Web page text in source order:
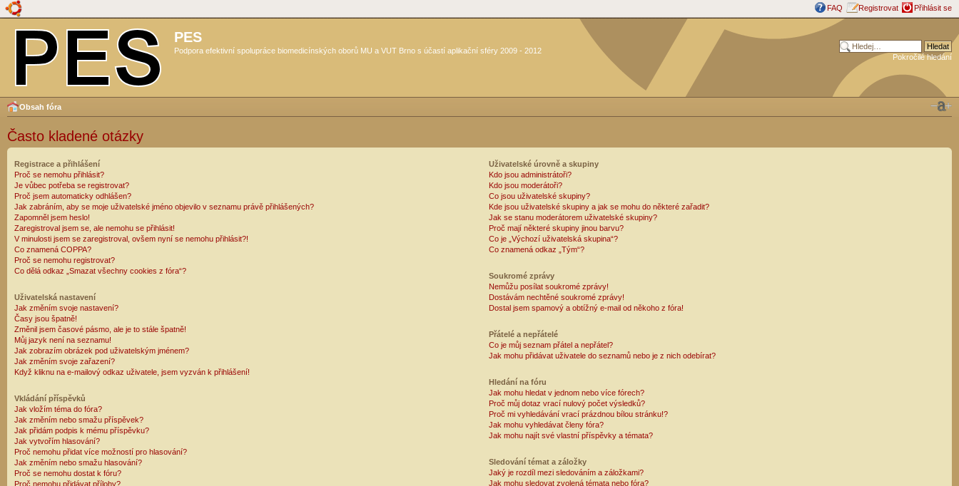
FAQ Registrovat Přihlásit se
PES
Podpora efektivní spolupráce biomedicínských oborů MU a VUT Brno s účastí aplikační sféry 2009 - 2012
Pokročilé hledání
Obsah fóra
Často kladené otázky
Registrace a přihlášení
Proč se nemohu přihlásit?
Je vůbec potřeba se registrovat?
Proč jsem automaticky odhlášen?
Jak zabráním, aby se moje uživatelské jméno objevilo v seznamu právě přihlášených?
Zapomněl jsem heslo!
Zaregistroval jsem se, ale nemohu se přihlásit!
V minulosti jsem se zaregistroval, ovšem nyní se nemohu přihlásit?!
Co znamená COPPA?
Proč se nemohu registrovat?
Co dělá odkaz „Smazat všechny cookies z fóra“?
Uživatelská nastavení
Jak změním svoje nastavení?
Časy jsou špatně!
Změnil jsem časové pásmo, ale je to stále špatně!
Můj jazyk není na seznamu!
Jak zobrazím obrázek pod uživatelským jménem?
Jak změním svoje zařazení?
Když kliknu na e-mailový odkaz uživatele, jsem vyzván k přihlášení!
Vkládání příspěvků
Jak vložím téma do fóra?
Jak změním nebo smažu příspěvek?
Jak přidám podpis k mému příspěvku?
Jak vytvořím hlasování?
Proč nemohu přidat více možností pro hlasování?
Jak změním nebo smažu hlasování?
Proč se nemohu dostat k fóru?
Proč nemohu přidávat přílohy?
Uživatelské úrovně a skupiny
Kdo jsou administrátoři?
Kdo jsou moderátoři?
Co jsou uživatelské skupiny?
Kde jsou uživatelské skupiny a jak se mohu do některé zařadit?
Jak se stanu moderátorem uživatelské skupiny?
Proč mají některé skupiny jinou barvu?
Co je „Výchozí uživatelská skupina“?
Co znamená odkaz „Tým“?
Soukromé zprávy
Nemůžu posílat soukromé zprávy!
Dostávám nechtěné soukromé zprávy!
Dostal jsem spamový a obtížný e-mail od někoho z fóra!
Přátelé a nepřátelé
Co je můj seznam přátel a nepřátel?
Jak mohu přidávat uživatele do seznamů nebo je z nich odebírat?
Hledání na fóru
Jak mohu hledat v jednom nebo více fórech?
Proč můj dotaz vrací nulový počet výsledků?
Proč mi vyhledávání vrací prázdnou bílou stránku!?
Jak mohu vyhledávat členy fóra?
Jak mohu najít své vlastní příspěvky a témata?
Sledování témat a záložky
Jaký je rozdíl mezi sledováním a záložkami?
Jak mohu sledovat zvolená témata nebo fóra?